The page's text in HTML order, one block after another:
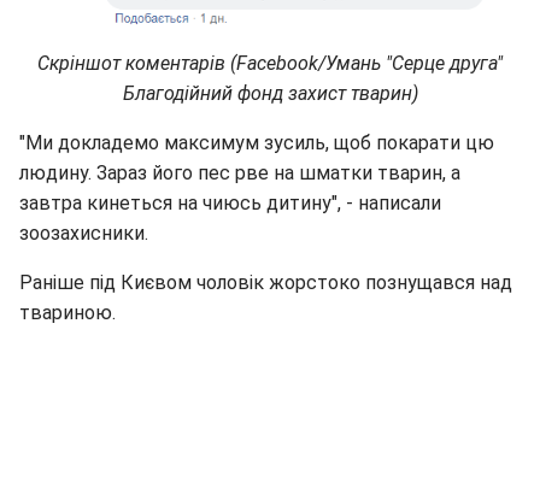
Скріншот коментарів (Facebook/Умань "Серце друга"
Благодійний фонд захист тварин)
"Ми докладемо максимум зусиль, щоб покарати цю
людину. Зараз його пес рве на шматки тварин, а
завтра кинеться на чиюсь дитину", - написали
зоозахисники.
Раніше під Києвом чоловік жорстоко познущався над
твариною.